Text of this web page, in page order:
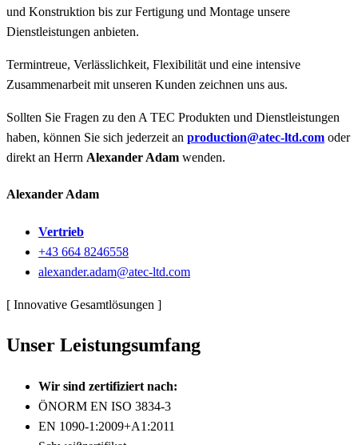
und Konstruktion bis zur Fertigung und Montage unsere
Dienstleistungen anbieten.
Termintreue, Verlässlichkeit, Flexibilität und eine intensive
Zusammenarbeit mit unseren Kunden zeichnen uns aus.
Sollten Sie Fragen zu den A TEC Produkten und Dienstleistungen
haben, können Sie sich jederzeit an production@atec-ltd.com oder
direkt an Herrn Alexander Adam wenden.
Alexander Adam
Vertrieb
+43 664 8246558
alexander.adam@atec-ltd.com
[ Innovative Gesamtlösungen ]
Unser Leistungsumfang
Wir sind zertifiziert nach:
ÖNORM EN ISO 3834-3
EN 1090-1:2009+A1:2011